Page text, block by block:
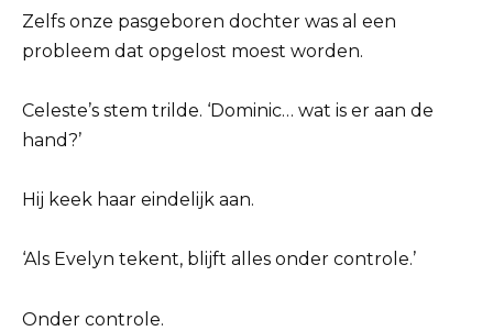
Zelfs onze pasgeboren dochter was al een
probleem dat opgelost moest worden.
Celeste’s stem trilde. ‘Dominic… wat is er aan de
hand?’
Hij keek haar eindelijk aan.
‘Als Evelyn tekent, blijft alles onder controle.’
Onder controle.